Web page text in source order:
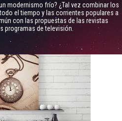
modernismo frío? ¿Tal vez combinar los
el tiempo y las corrientes populares a
con las propuestas de las revistas
programas de televisión.